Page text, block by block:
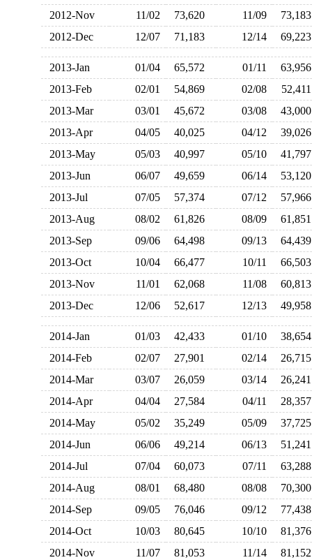
2012-Nov
11/02 73,620 11/09
2012-Dec
12/07 71,183 12/14
2013-Jan 01/04 65,572 01/11
2013-Feb
02/01 54,869 02/08
2013-Mar
03/01 45,672 03/08
2013-Apr
04/05 40,025 04/12
2013-May
05/03 40,997 05/10
2013-Jun
06/07 49,659 06/14
2013-Jul
07/05 57,374 07/12
2013-Aug
08/02 61,826 08/09
2013-Sep
09/06 64,498 09/13
2013-Oct
10/04 66,477 10/11
2013-Nov
11/01 62,068 11/08
2013-Dec
12/06 52,617 12/13
2014-Jan 01/03 42,433 01/10
2014-Feb
02/07 27,901 02/14
2014-Mar
03/07 26,059 03/14
2014-Apr
04/04 27,584 04/11
2014-May
05/02 35,249 05/09
2014-Jun
06/06 49,214 06/13
2014-Jul
07/04 60,073 07/11
2014-Aug
08/01 68,480 08/08
2014-Sep
09/05 76,046 09/12
2014-Oct
10/03 80,645 10/10
2014-Nov
11/07 81,053 11/14